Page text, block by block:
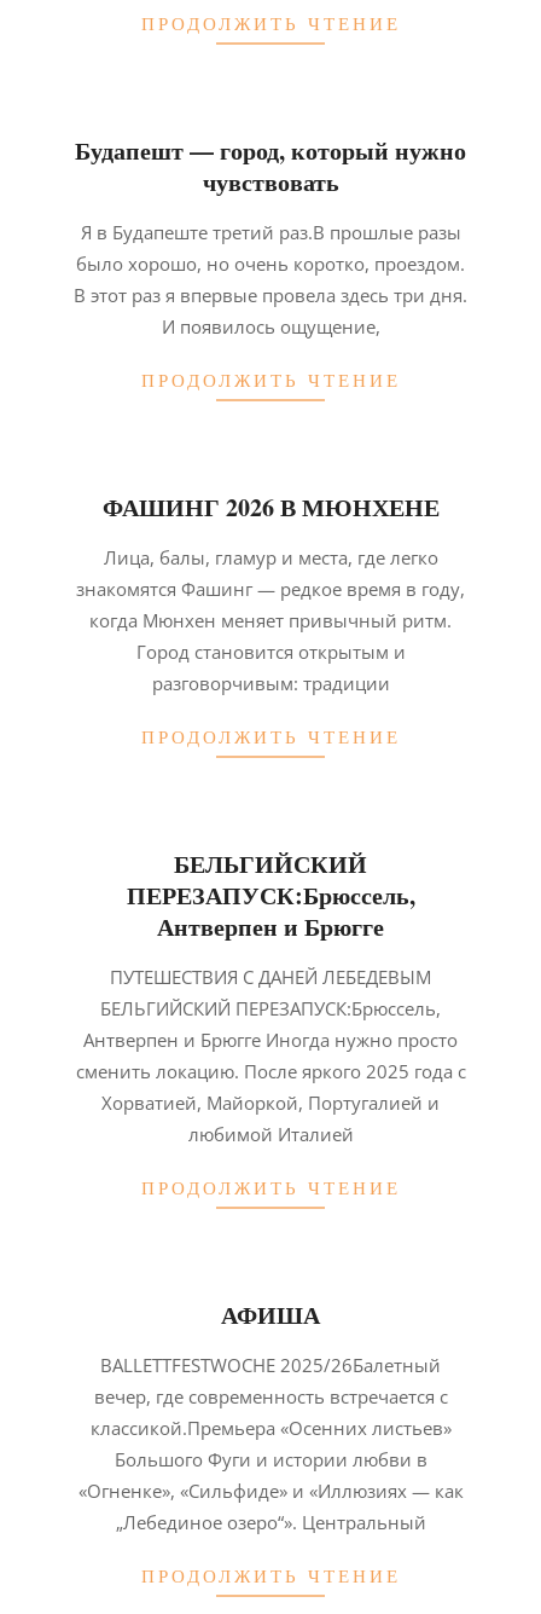
ПРОДОЛЖИТЬ ЧТЕНИЕ
Будапешт — город, который нужно
чувствовать
02-
02
Я в Будапеште третий раз.В прошлые разы
было хорошо, но очень коротко, проездом.
В этот раз я впервые провела здесь три дня.
И появилось ощущение,
ПРОДОЛЖИТЬ ЧТЕНИЕ
ФАШИНГ 2026 В МЮНХЕНЕ
02
Лица, балы, гламур и места, где легко
знакомятся Фашинг — редкое время в году,
когда Мюнхен меняет привычный ритм.
Город становится открытым и
разговорчивым: традиции
ПРОДОЛЖИТЬ ЧТЕНИЕ
БЕЛЬГИЙСКИЙ
ПЕРЕЗАПУСК:Брюссель,
Антверпен и Брюгге
ПУТЕШЕСТВИЯ С ДАНЕЙ ЛЕБЕДЕВЫМ
БЕЛЬГИЙСКИЙ ПЕРЕЗАПУСК:Брюссель,
Антверпен и Брюгге Иногда нужно просто
сменить локацию. После яркого 2025 года с
Хорватией, Майоркой, Португалией и
любимой Италией
ПРОДОЛЖИТЬ ЧТЕНИЕ
АФИША
BALLETTFESTWOCHE 2025/26Балетный
вечер, где современность встречается с
классикой.Премьера «Осенних листьев»
Большого Фуги и истории любви в
«Огненке», «Сильфиде» и «Иллюзиях — как
„Лебединое озеро“». Центральный
ПРОДОЛЖИТЬ ЧТЕНИЕ